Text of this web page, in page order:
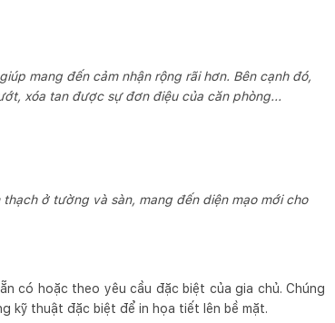
mang đến cảm nhận rộng rãi hơn. Bên cạnh đó,
xóa tan được sự đơn điệu của căn phòng...
ở tường và sàn, mang đến diện mạo mới cho
có hoặc theo yêu cầu đặc biệt của gia chủ. Chúng
kỹ thuật đặc biệt để in họa tiết lên bề mặt.